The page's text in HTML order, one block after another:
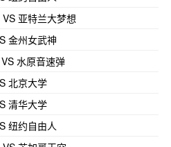
亚特兰大梦想
金州女武神
水原音速弹
北京大学
清华大学
纽约自由人